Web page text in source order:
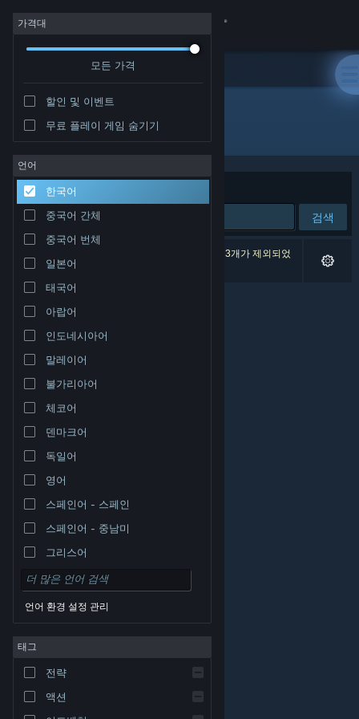
로그인
커뮤니티
정보
지원
언어 변경
Steam 모바일 앱 다운로드
PC 웹사이트 보기
© Valve Corporation. 모든 권리 보유. 모든 상표는 미국
및 기타 국가에서 각각 해당 소유자의 재산입니다.
환불| 쿠키
가격대
모든 가격
할인 및 이벤트
무료 플레이 게임 숨기기
언어
한국어
중국어 간체
중국어 번체
일본어
태국어
아랍어
인도네시아어
말레이어
불가리아어
체코어
덴마크어
독일어
영어
스페인어 - 스페인
스페인어 - 중남미
그리스어
언어 환경 설정 관리
태그
전략
액션
개발자: Bearded Eye
정렬 기준 연관성
검색
검색 결과가 0개 있습니다. 환경 설정에 따라 게임 3개가 제외되었
습니다.